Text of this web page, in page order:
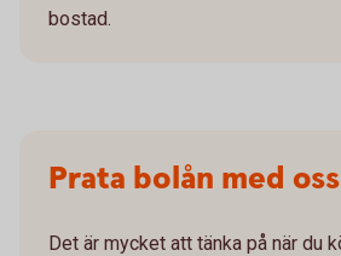
bostad.
Prata bolån med oss
Det är mycket att tänka på när du